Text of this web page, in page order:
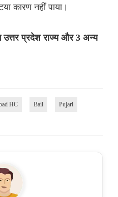
कारण नहीं पाया।
उत्तर प्रदेश राज्य और 3 अन्य
HC Bail Pujari